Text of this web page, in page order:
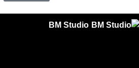
BM Studio